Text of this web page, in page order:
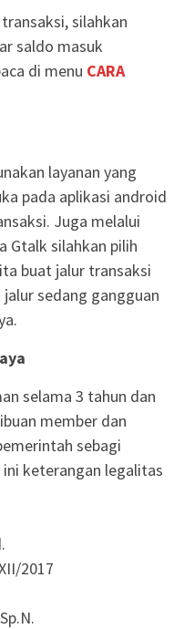
silahkan
saldo masuk
di menu CARA
layanan yang
pada aplikasi android
Juga melalui
Gtalk silahkan pilih
buat jalur transaksi
sedang gangguan
selama 3 tahun dan
member dan
sebagi
keterangan legalitas
2017